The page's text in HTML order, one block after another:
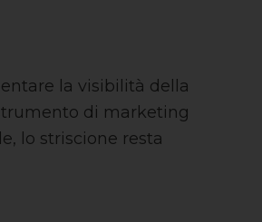
la visibilità della
di marketing
lo striscione resta